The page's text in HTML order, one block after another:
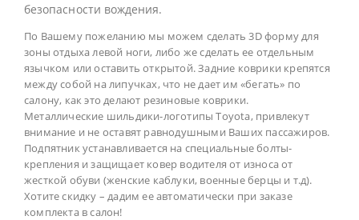
безопасности вождения.
По Вашему пожеланию мы можем сделать 3D форму для
зоны отдыха левой ноги, либо же сделать ее отдельным
язычком или оставить открытой. Задние коврики крепятся
между собой на липучках, что не дает им «бегать» по
салону, как это делают резиновые коврики.
Металлические шильдики-логотипы Toyota, привлекут
внимание и не оставят равнодушными Ваших пассажиров.
Подпятник устанавливается на специальные болты-
крепления и защищает ковер водителя от износа от
жесткой обуви (женские каблуки, военные берцы и т.д).
Хотите скидку – дадим ее автоматически при заказе
комплекта в салон!